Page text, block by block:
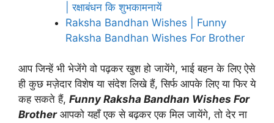
| रक्षाबंधन कि शुभकामनायें
Raksha Bandhan Wishes | Funny
Raksha Bandhan Wishes For Brother
आप जिन्हें भी भेजेंगे वो पढ़कर खुश हो जायेंगे, भाई बहन के लिए ऐसे
ही कुछ मज़ेदार विशेष या संदेश लिखे हैं, सिर्फ आपके लिए या फिर ये
कह सकते हैं, Funny Raksha Bandhan Wishes For
Brotherआपको यहाँ एक से बढ़कर एक मिल जायेंगे, तो देर ना